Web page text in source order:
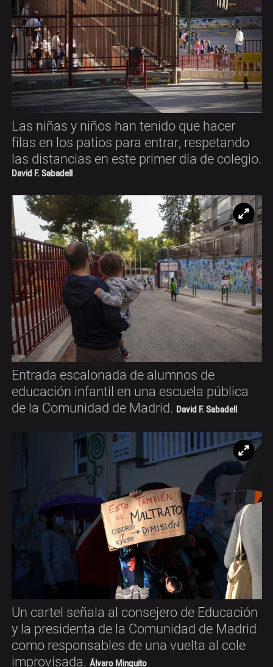
Las niñas y niños han tenido que hacer
filas en los patios para entrar, respetando
las distancias en este primer día de colegio.
David F. Sabadell
Entrada escalonada de alumnos de
educación infantil en una escuela pública
de la Comunidad de Madrid. David F. Sabadell
Un cartel señala al consejero de Educación
y la presidenta de la Comunidad de Madrid
como responsables de una vuelta al cole
improvisada. Álvaro Minguito